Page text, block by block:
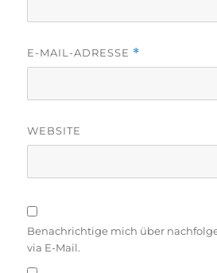
E-MAIL-ADRESSE *
WEBSITE
Benachrichtige mich über
via E-Mail.